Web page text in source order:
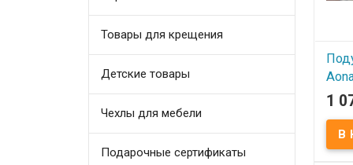
Товары для крещения
Детские товары
Чехлы для мебели
Подарочные сертификаты
см
В
1